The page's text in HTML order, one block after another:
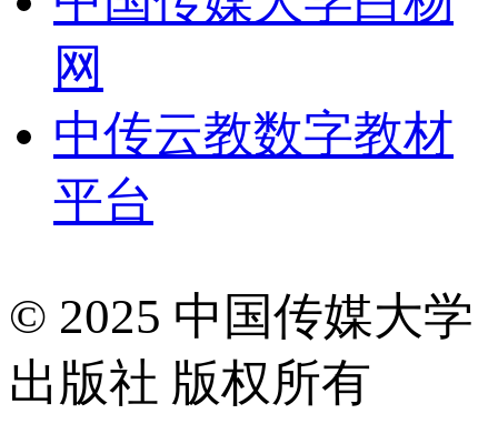
网
中传云教数字教材
平台
© 2025 中国传媒大学
出版社 版权所有